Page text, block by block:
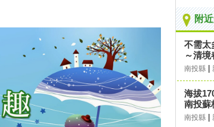
附
不需太
～清
南投縣
海拔
南投
南投縣